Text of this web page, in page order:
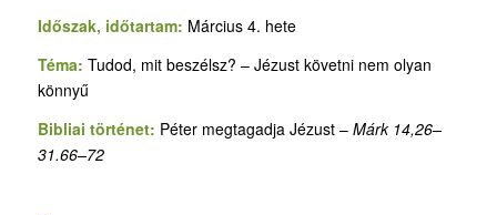
Időszak, időtartam: Március 4. hete
Téma: Tudod, mit beszélsz? – Jézust követni nem olyan
könnyű
Bibliai történet: Péter megtagadja Jézust – Márk 14,26–
31.66–72